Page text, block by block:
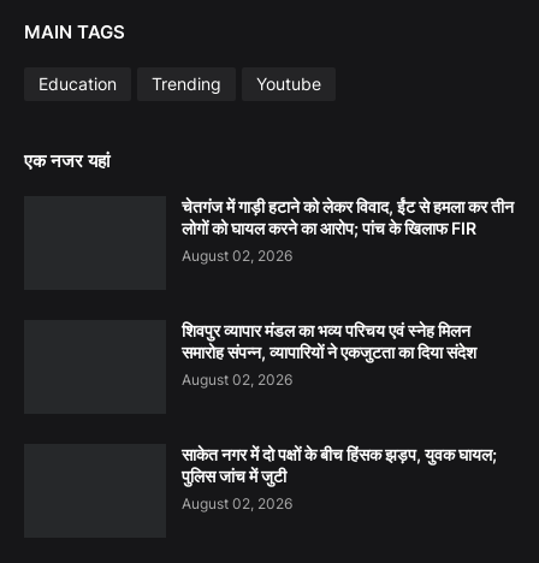
MAIN TAGS
Education Trending Youtube
एक नजर यहां
चेतगंज में गाड़ी हटाने को लेकर विवाद, ईंट से हमला कर तीन
लोगों को घायल करने का आरोप; पांच के खिलाफ FIR
August 02, 2026
शिवपुर व्यापार मंडल का भव्य परिचय एवं स्नेह मिलन
समारोह संपन्न, व्यापारियों ने एकजुटता का दिया संदेश
August 02, 2026
साकेत नगर में दो पक्षों के बीच हिंसक झड़प, युवक घायल;
पुलिस जांच में जुटी
August 02, 2026